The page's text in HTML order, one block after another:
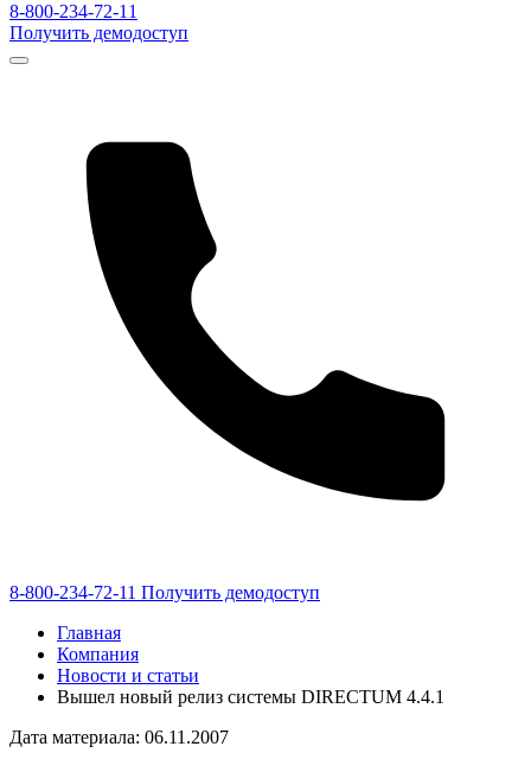
8-800-234-72-11
Получить демодоступ
8-800-234-72-11 Получить демодоступ
Главная
Компания
Новости и статьи
Вышел новый релиз системы DIRECTUM 4.4.1
Дата материала: 06.11.2007